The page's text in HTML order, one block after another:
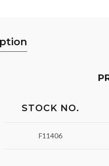
STOCK NO.
F11406